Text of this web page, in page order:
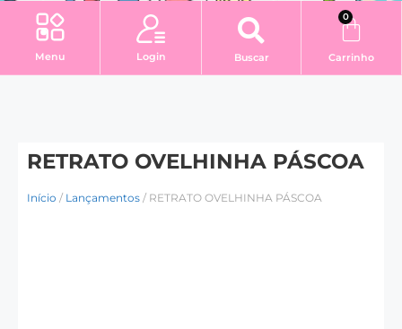
Menu Login Buscar
0
Carrinho
RETRATO OVELHINHA PÁSCOA
Início / Lançamentos / RETRATO OVELHINHA PÁSCOA